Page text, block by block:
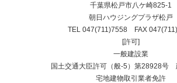
千葉県松戸市八ケ崎825-1
朝日ハウジングプラザ松戸
TEL 047(711)7558 FAX
[許可]
一般建設業
国土交通大臣許可（般-5）第28928号
宅地建物取引業者免許